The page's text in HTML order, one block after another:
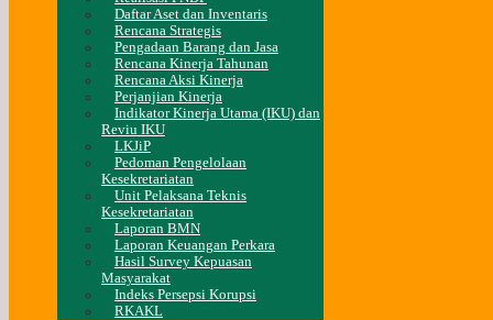
Daftar Aset dan Inventaris
Rencana Strategis
Pengadaan Barang dan Jasa
Rencana Kinerja Tahunan
Rencana Aksi Kinerja
Perjanjian Kinerja
Indikator Kinerja Utama (IKU) dan
Reviu IKU
LKJiP
Pedoman Pengelolaan
Kesekretariatan
Unit Pelaksana Teknis
Kesekretariatan
Laporan BMN
Laporan Keuangan Perkara
Hasil Survey Kepuasan
Masyarakat
Indeks Persepsi Korupsi
RKAKL